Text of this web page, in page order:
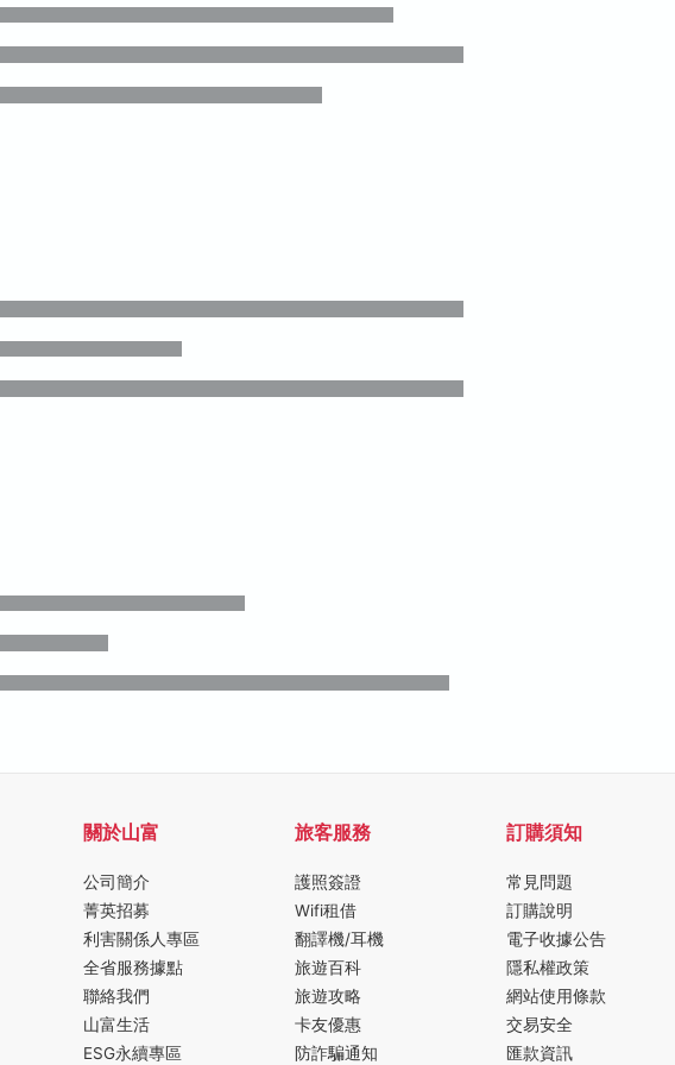
關於山富
公司簡介
菁英招募
利害關係人專區
全省服務據點
聯絡我們
山富生活
ESG永續專區
旅客服務
護照簽證
Wifi租借
翻譯機/耳機
旅遊百科
旅遊攻略
卡友優惠
防詐騙通知
訂購須知
常見問題
訂購說明
電子收據公告
隱私權政策
網站使用條款
交易安全
匯款資訊